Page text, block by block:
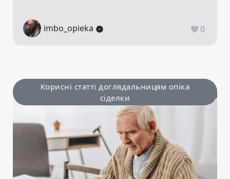
imbo_opieka 0
Корисні статті доглядальницям опіка
сіделки